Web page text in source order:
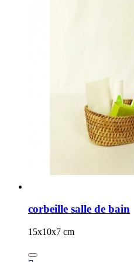
corbeille salle de bain
15x10x7 cm